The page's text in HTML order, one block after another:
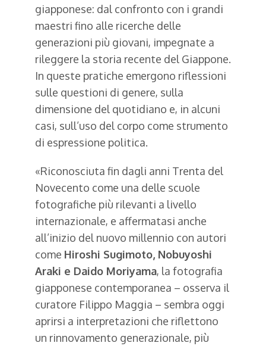
giapponese: dal confronto con i grandi
maestri fino alle ricerche delle
generazioni più giovani, impegnate a
rileggere la storia recente del Giappone.
In queste pratiche emergono riflessioni
sulle questioni di genere, sulla
dimensione del quotidiano e, in alcuni
casi, sull’uso del corpo come strumento
di espressione politica.
«Riconosciuta fin dagli anni Trenta del
Novecento come una delle scuole
fotografiche più rilevanti a livello
internazionale, e affermatasi anche
all’inizio del nuovo millennio con autori
come Hiroshi Sugimoto, Nobuyoshi
Araki e Daido Moriyama, la fotografia
giapponese contemporanea – osserva il
curatore Filippo Maggia – sembra oggi
aprirsi a interpretazioni che riflettono
un rinnovamento generazionale, più